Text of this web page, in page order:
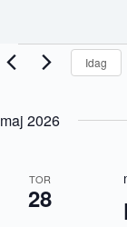
Evenemang
Idag
maj 2026
TOR
28